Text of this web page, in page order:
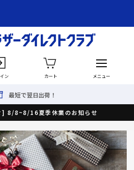
ン カート メニュー
最短で翌日出荷！
] 8/8~8/16夏季休業のお知らせ